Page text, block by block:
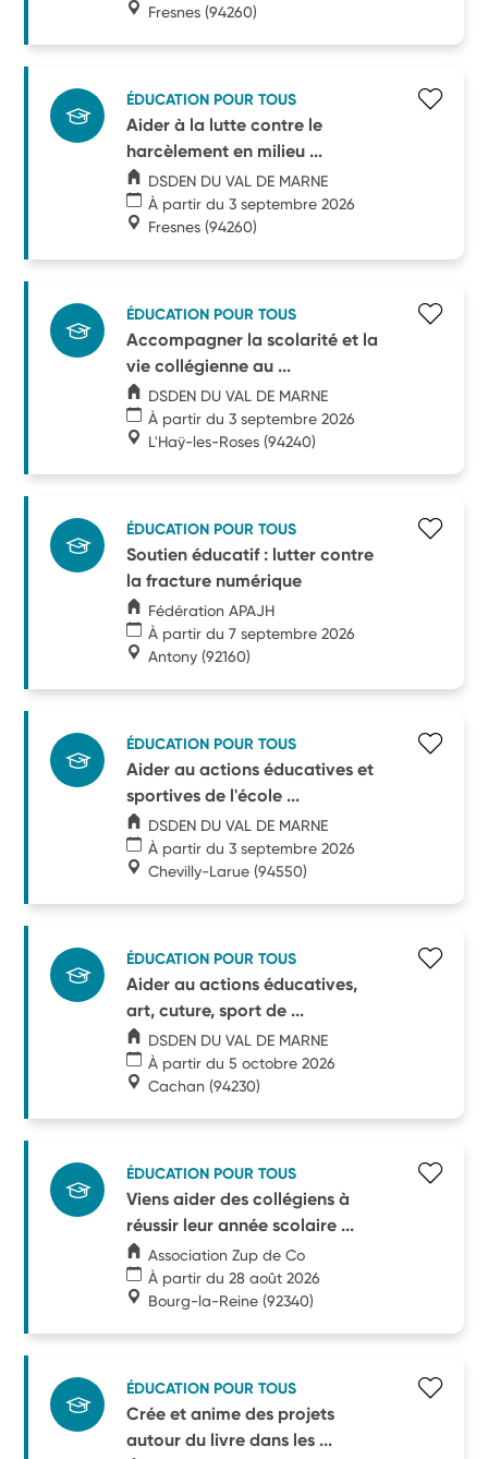
Fresnes (94260)
ÉDUCATION POUR TOUS
Aider à la lutte contre le
harcèlement en milieu ...
DSDEN DU VAL DE MARNE
À partir du 3 septembre 2026
Fresnes (94260)
ÉDUCATION POUR TOUS
Accompagner la scolarité et la
vie collégienne au ...
DSDEN DU VAL DE MARNE
À partir du 3 septembre 2026
L'Haÿ-les-Roses (94240)
ÉDUCATION POUR TOUS
Soutien éducatif : lutter contre
la fracture numérique
Fédération APAJH
À partir du 7 septembre 2026
Antony (92160)
ÉDUCATION POUR TOUS
Aider au actions éducatives et
sportives de l'école ...
DSDEN DU VAL DE MARNE
À partir du 3 septembre 2026
Chevilly-Larue (94550)
ÉDUCATION POUR TOUS
Aider au actions éducatives,
art, cuture, sport de ...
DSDEN DU VAL DE MARNE
À partir du 5 octobre 2026
Cachan (94230)
ÉDUCATION POUR TOUS
Viens aider des collégiens à
réussir leur année scolaire ...
Association Zup de Co
À partir du 28 août 2026
Bourg-la-Reine (92340)
ÉDUCATION POUR TOUS
Crée et anime des projets
autour du livre dans les ...